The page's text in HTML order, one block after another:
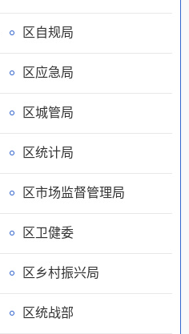
区自规局
区应急局
区城管局
区统计局
区市场监督管理局
区卫健委
区乡村振兴局
区统战部